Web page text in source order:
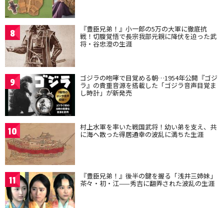
8 『豊臣兄弟！』小一郎の5万の大軍に徹底抗
戦！切腹覚悟で長宗我部元親に降伏を迫った武
将・谷忠澄の生涯
9 ゴジラの咆哮で目覚める朝…1954年公開『ゴジ
ラ』の貴重音源を搭載した「ゴジラ音声目覚ま
し時計」が新発売
10 村上水軍を率いた戦国武将！幼い弟を支え、共
に海へ散った得居通幸の波乱に満ちた生涯
11 『豊臣兄弟！』後半の鍵を握る「浅井三姉妹」
茶々・初・江——秀吉に翻弄された波乱の生涯